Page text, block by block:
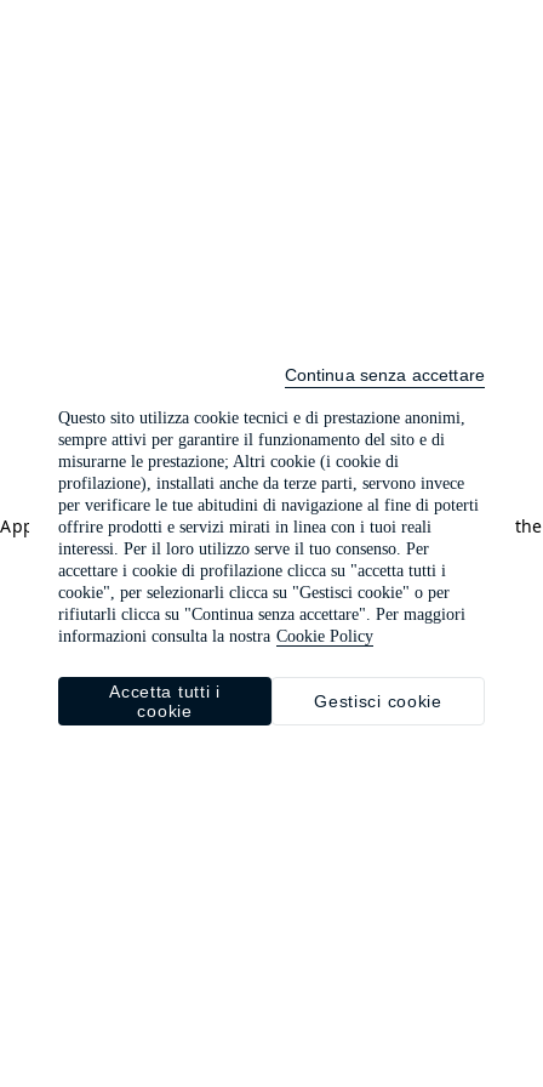
Application error: a client-side exception has occurred (see the
browser console for more information).
Questo sito utilizza cookie tecnici e di prestazione anonimi,
sempre attivi per garantire il funzionamento del sito e di
misurarne le prestazione; Altri cookie (i cookie di
profilazione), installati anche da terze parti, servono invece
per verificare le tue abitudini di navigazione al fine di poterti
offrire prodotti e servizi mirati in linea con i tuoi reali
interessi. Per il loro utilizzo serve il tuo consenso. Per
accettare i cookie di profilazione clicca su "accetta tutti i
cookie", per selezionarli clicca su "Gestisci cookie" o per
rifiutarli clicca su "Continua senza accettare". Per maggiori
informazioni consulta la nostra Cookie Policy
Gestisci cookie
Accetta tutti i
cookie
Continua senza accettare